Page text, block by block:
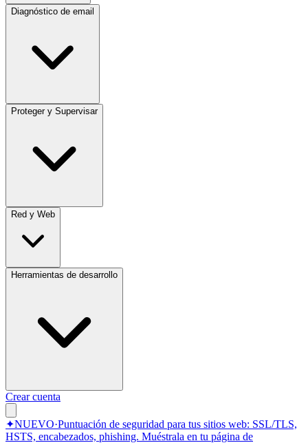
Diagnóstico de email
Proteger y Supervisar
Red y Web
Herramientas de desarrollo
Crear cuenta
✦NUEVO·Puntuación de seguridad para tus sitios web: SSL/TLS,
HSTS, encabezados, phishing. Muéstrala en tu página de